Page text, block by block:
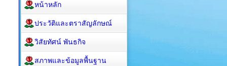
หน้าหลัก
ประวัติและตราสัญลักษณ์
วิสัยทัศน์ พันธกิจ
สภาพและข้อมูลพื้นฐาน